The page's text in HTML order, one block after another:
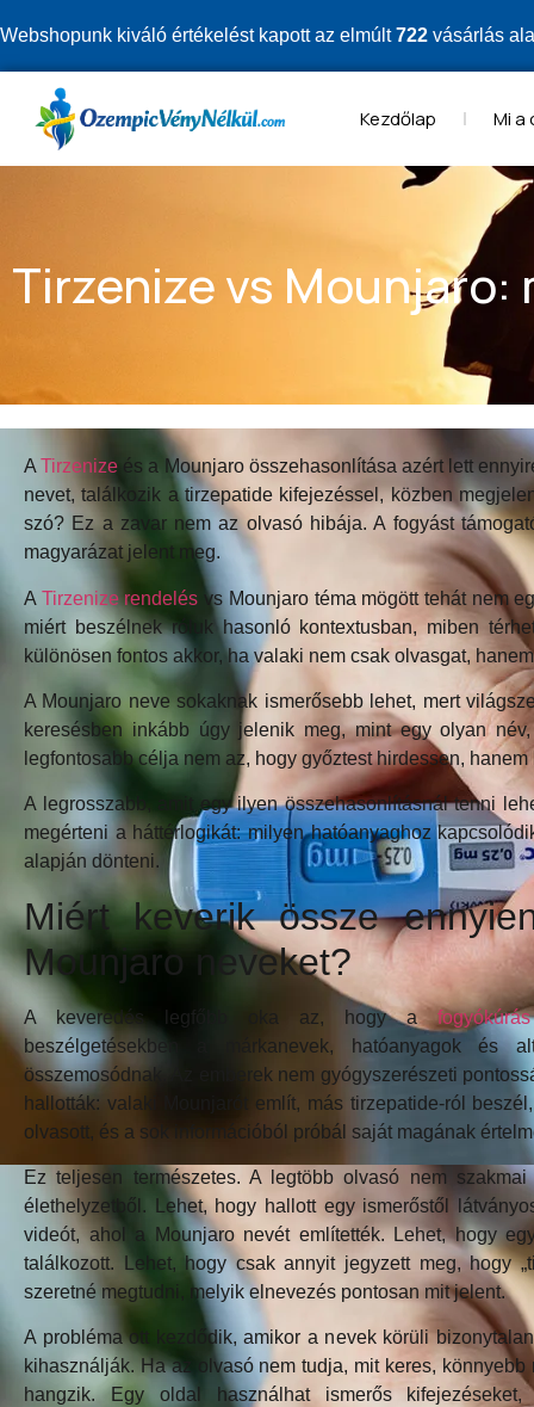
Webshopunk kiváló értékelést kapott az elmúlt722 vásárlás
Kezdőlap Mi a
Tirzenize vs Mounjaro:
ATirzenize és a Mounjaro összehasonlítása azért lett
nevet, találkozik a tirzepatide kifejezéssel, közben
szó? Ez a zavar nem az olvasó hibája. A fogyást
magyarázat jelent meg.
A Tirzenize rendelés vs Mounjaro téma mögött tehát nem
miért beszélnek róluk hasonló kontextusban, miben
különösen fontos akkor, ha valaki nem csak olvasgat,
A Mounjaro neve sokaknak ismerősebb lehet, mert
keresésben inkább úgy jelenik meg, mint egy olyan
legfontosabb célja nem az, hogy győztest hirdessen,
A legrosszabb, amit egy ilyen összehasonlításnál tenni
megérteni a háttérlogikát: milyen hatóanyaghoz
alapján dönteni.
Miért keverik össze
Mounjaro neveket?
A keveredés legfőbb oka az, hogy a
beszélgetésekben a márkanevek, hatóanyagok és
összemosódnak. Az emberek nem gyógyszerészeti
hallották: valaki Mounjarót említ, más tirzepatide-ról
olvasott, és a sok információból próbál saját magának
Ez teljesen természetes. A legtöbb olvasó nem
élethelyzetből. Lehet, hogy hallott egy ismerőstől
videót, ahol a Mounjaro nevét említették. Lehet, hogy
találkozott. Lehet, hogy csak annyit jegyzett meg, hogy
szeretné megtudni, melyik elnevezés pontosan mit jelent.
A probléma ott kezdődik, amikor a nevek körüli
kihasználják. Ha az olvasó nem tudja, mit keres,
hangzik. Egy oldal használhat ismerős kifejezéseket,